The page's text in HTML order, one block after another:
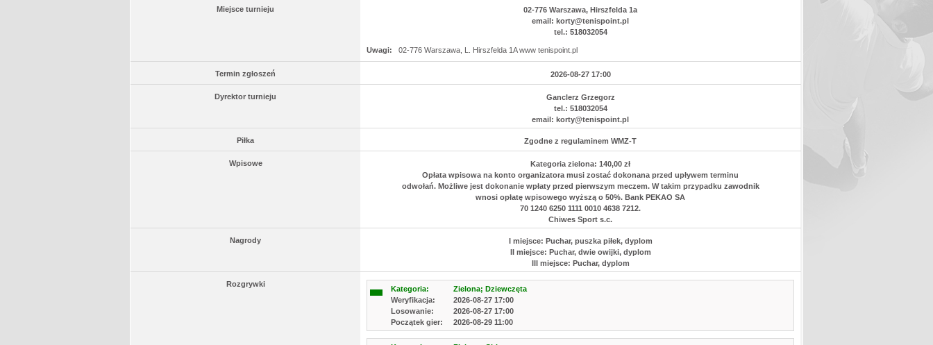
Miejsce turnieju
02-776 Warszawa, Hirszfelda 1a
email: korty@tenispoint.pl
tel.: 518032054
Uwagi: 02-776 Warszawa, L. Hirszfelda 1A www tenispoint.pl
Termin zgłoszeń 2026-08-27 17:00
Dyrektor turnieju
Ganclerz Grzegorz
tel.: 518032054
email: korty@tenispoint.pl
Piłka Zgodne z regulaminem WMZ-T
Wpisowe
Kategoria zielona: 140,00 zł
Opłata wpisowa na konto organizatora musi zostać dokonana przed upływem terminu
odwołań. Możliwe jest dokonanie wpłaty przed pierwszym meczem. W takim przypadku zawodnik
wnosi opłatę wpisowego wyższą o 50%. Bank PEKAO SA
70 1240 6250 1111 0010 4638 7212.
Chiwes Sport s.c.
Nagrody
I miejsce: Puchar, puszka piłek, dyplom
II miejsce: Puchar, dwie owijki, dyplom
III miejsce: Puchar, dyplom
Rozgrywki
Kategoria:
Zielona; Dziewczęta
Weryfikacja:
2026-08-27 17:00
Losowanie:
2026-08-27 17:00
Początek gier:
2026-08-29 11:00